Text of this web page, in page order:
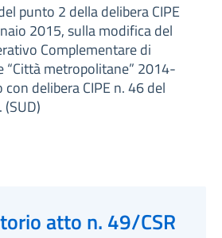
punto 2 della delibera CIPE
2015, sulla modifica del
Complementare di
“Città metropolitane” 2014-
delibera CIPE n. 46 del
atto n. 49/CSR